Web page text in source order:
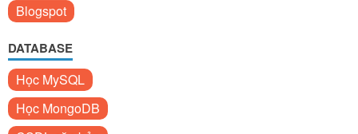
Blogspot
DATABASE
Học MySQL
Học MongoDB